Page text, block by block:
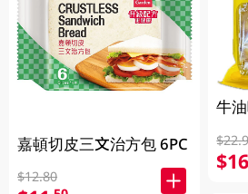
嘉頓切皮三文治方包 6PC
$12.80
牛